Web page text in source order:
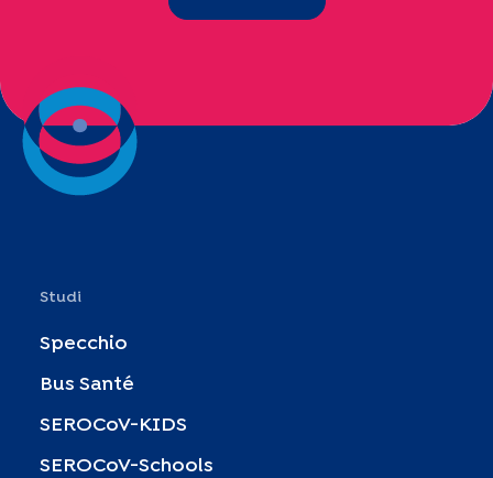
Studi
Specchio
Bus Santé
SEROCoV-KIDS
SEROCoV-Schools